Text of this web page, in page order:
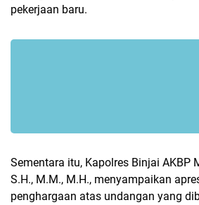
pekerjaan baru.
Sementara itu, Kapolres Binjai AKBP
S.H., M.M., M.H., menyampaikan
penghargaan atas undangan yang